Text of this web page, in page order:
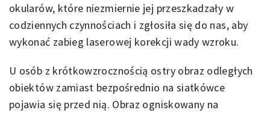
okularów, które niezmiernie jej przeszkadzały w
codziennych czynnościach i zgłosiła się do nas, aby
wykonać zabieg laserowej korekcji wady wzroku.
U osób z krótkowzrocznością ostry obraz odległych
obiektów zamiast bezpośrednio na siatkówce
pojawia się przed nią. Obraz ogniskowany na